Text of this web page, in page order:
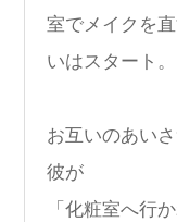
室でメイクを
いはスタート。
お互いのあい
彼が
「化粧室へ行